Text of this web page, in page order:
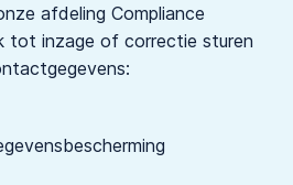
afdeling Compliance
tot inzage of correctie sturen